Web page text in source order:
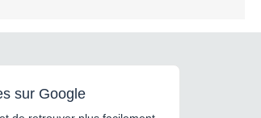
sur Google